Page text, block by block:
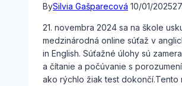
BySilvia Gašparecová 10/01/2025
21. novembra 2024 sa na škole
medzinárodná online súťaž v
in English. Súťažné úlohy sú
a čítanie a počúvanie s
ako rýchlo žiak test dokončí.Tento